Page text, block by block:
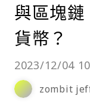
與區塊
貨幣？
2023/12/04
zombit